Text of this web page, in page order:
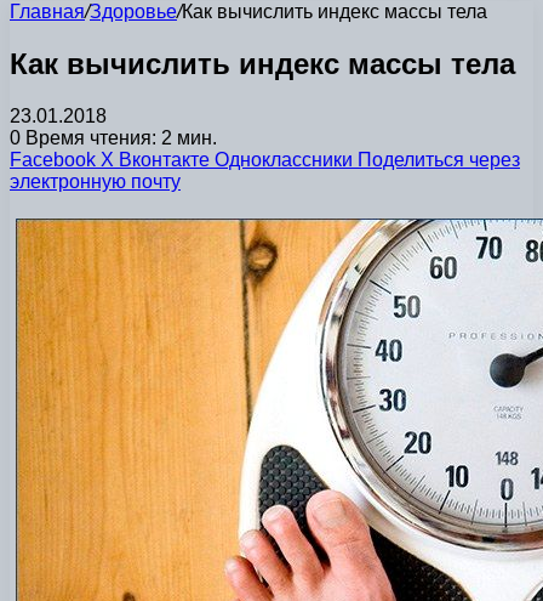
Главная/Здоровье/Как вычислить индекс массы тела
Как вычислить индекс массы тела
23.01.2018
0 Время чтения: 2 мин.
Facebook X Вконтакте Одноклассники Поделиться через
электронную почту